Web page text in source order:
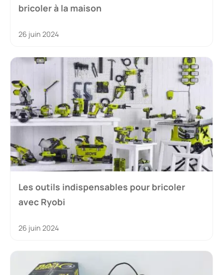
bricoler à la maison
26 juin 2024
Les outils indispensables pour bricoler
avec Ryobi
26 juin 2024